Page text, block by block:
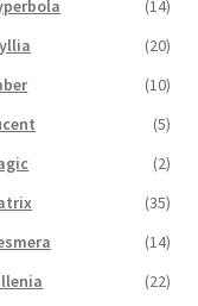
(14)
(20)
(10)
(5)
(2)
(35)
(14)
(22)